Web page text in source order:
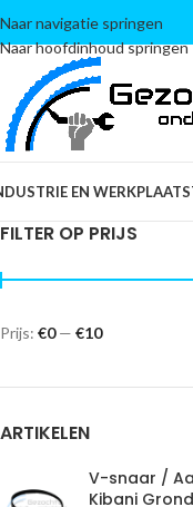
Naar navigatie springen
Naar hoofdinhoud springen
EN WERKPLAATS
FILTER OP PRIJS
Prijs: €0— €10
ARTIKELEN
V-snaar /
Kibani